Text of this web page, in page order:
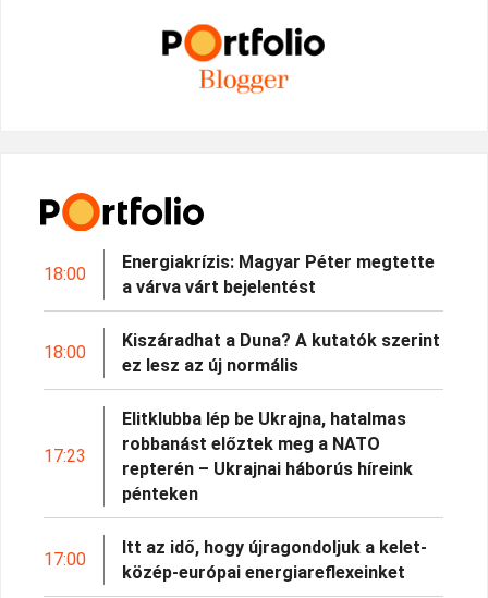
18:00
Energiakrízis: Magyar Péter megtette
a várva várt bejelentést
18:00
Kiszáradhat a Duna? A kutatók szerint
ez lesz az új normális
17:23
Elitklubba lép be Ukrajna, hatalmas
robbanást előztek meg a NATO
repterén – Ukrajnai háborús híreink
pénteken
17:00
Itt az idő, hogy újragondoljuk a kelet-
közép-európai energiareflexeinket